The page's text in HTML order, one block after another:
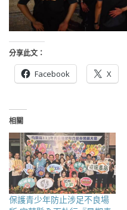
分享此文：
Facebook X
相關
保護青少年防止涉足不良場